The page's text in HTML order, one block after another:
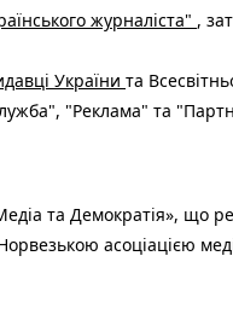
журналіста" ,
України та
"Реклама" та
та Демократія», що
асоціацією